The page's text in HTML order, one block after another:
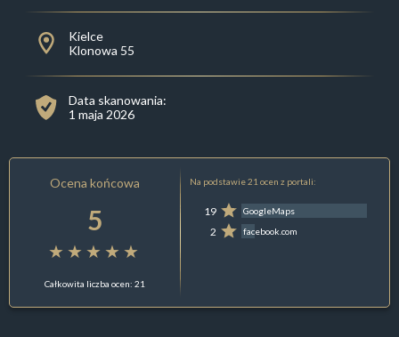
Kielce
Klonowa 55
Data skanowania:
1 maja 2026
Ocena końcowa
5
Całkowita liczba ocen: 21
Na podstawie 21 ocen z portali:
19 GoogleMaps
2 facebook.com